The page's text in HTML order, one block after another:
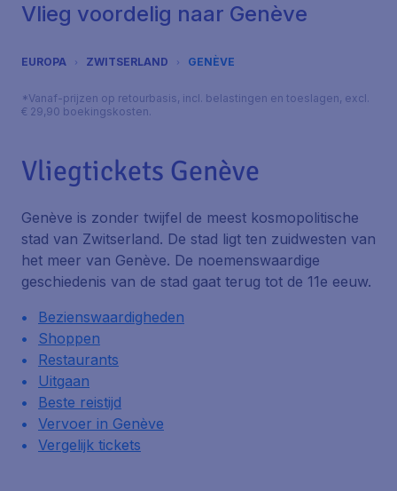
Vlieg voordelig naar Genève
EUROPA ZWITSERLAND GENÈVE
*Vanaf-prijzen op retourbasis, incl. belastingen en toeslagen, excl.
€ 29,90 boekingskosten.
Vliegtickets Genève
Genève is zonder twijfel de meest kosmopolitische
stad van Zwitserland. De stad ligt ten zuidwesten van
het meer van Genève. De noemenswaardige
geschiedenis van de stad gaat terug tot de 11e eeuw.
Bezienswaardigheden
Shoppen
Restaurants
Uitgaan
Beste reistijd
Vervoer in Genève
Vergelijk tickets